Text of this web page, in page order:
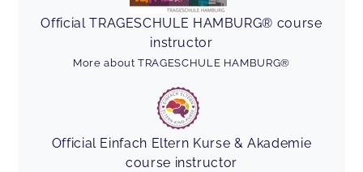
Official TRAGESCHULE HAMBURG® course
instructor
More about TRAGESCHULE HAMBURG®
Official Einfach Eltern Kurse & Akademie
course instructor